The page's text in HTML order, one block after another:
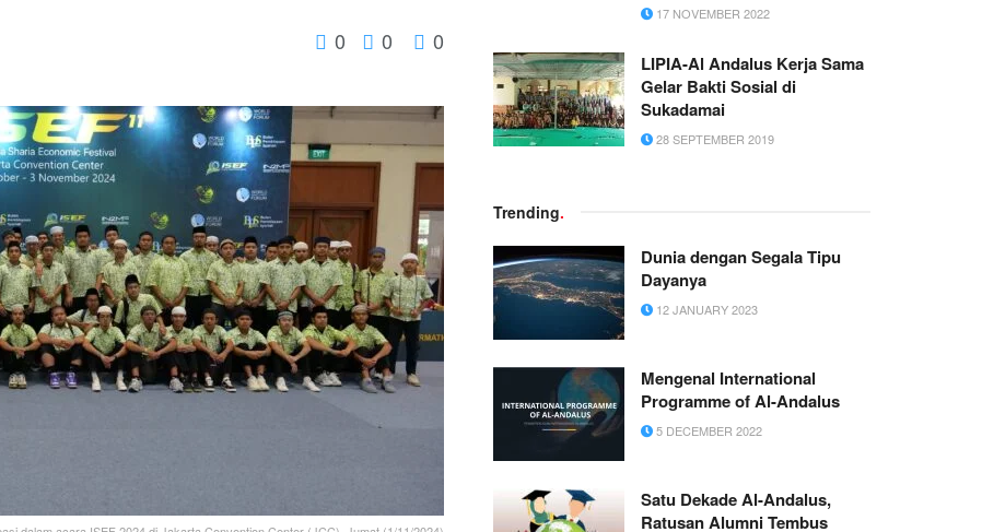
0 0 0
17 NOVEMBER 2022
LIPIA-Al Andalus Kerja Sama
Gelar Bakti Sosial di
Sukadamai
28 SEPTEMBER 2019
Trending.
Dunia dengan Segala Tipu
Dayanya
12 JANUARY 2023
Mengenal International
Programme of Al-Andalus
5 DECEMBER 2022
Satu Dekade Al-Andalus,
Ratusan Alumni Tembus